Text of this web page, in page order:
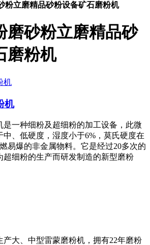
粉立磨精品砂粉设备矿石磨粉机
磨砂粉立磨精品砂
磨粉机
机
是一种细粉及超细粉的加工设备，此微
中、低硬度，湿度小于6%，莫氏硬度在
易爆的非金属物料。它是经过20多次的
超细粉的生产而研发制造的新型磨粉
产大、中型雷蒙磨粉机，拥有22年磨粉